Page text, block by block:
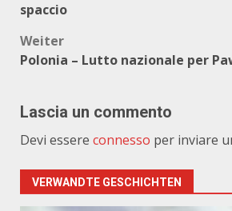
spaccio
Weiter
Polonia – Lutto nazionale per
Lascia un commento
Devi essere connesso per inviare
VERWANDTE GESCHICHTEN